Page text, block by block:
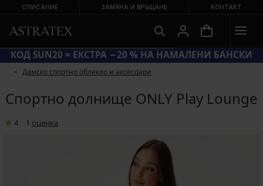
СПИСАНИЕ ЗАМЯНА И ВРЪЩАНЕ КОНТАКТ
КОД SUN20 = ЕКСТРА −20 % НА НАМАЛЕНИ БАНСКИ
Дамско спортно облекло и аксесоари
Спортно долнище ONLY Play Lounge
4 1 oценка